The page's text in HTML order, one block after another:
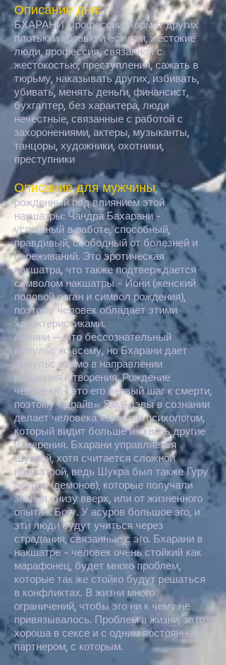
Описание дня:
БХАРАНИ Профессии: Кормит других
плотью и кровью и ест сам, жестокие
люди, профессия, связанная с
жестокостью, преступления, сажать в
тюрьму, наказывать других, избивать,
убивать, менять деньги, финансист,
бухгалтер, без характера, люди
нечестные, связанные с работой с
захоронениями, актеры, музыканты,
танцоры, художники, охотники,
преступники
Описание для мужчины,
рожденный под влиянием этой
накшатры: Чандра Бахарани -
успешный в работе, способный,
правдивый, свободный от болезней и
переживаний. Это эротическая
накшатра, что также подтверждается
символом накшатры - Йони (женский
половой орган и символ рождения),
поэтому человек обладает этими
характеристиками.
Асвини — это бессознательный
импульс ко всему, но Бхарани дает
импульс прямо в направлении
рождения и творения. Рождение
человека – это его первый шаг к смерти,
поэтому «драйв» Яма-дэвы в сознании
делает человека хорошим психологом,
который видит больше и сквозь другие
измерения. Бхарани управляется
Шукрой, хотя считается сложной
накшатрой, ведь Шукра был также Гуру
асуров (демонов), которые получали
знания снизу вверх, или от жизненного
опыта к Богу. У асуров большое эго, и
эти люди будут учиться через
страдания, связанные с эго. Бхарани в
накшатре - человек очень стойкий как
марафонец, будет много проблем,
которые так же стойко будут решаться
в конфликтах. В жизни много
ограничений, чтобы эго ни к чему не
привязывалось. Проблем в жизни, зато
хороша в сексе и с одним постоянным
партнером, с которым.